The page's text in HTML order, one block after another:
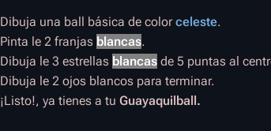
Dibuja una ball básica de colorceleste.
Pinta le 2 franjas blancas.
Dibuja le 3 estrellas blancas de 5 puntas al
Dibuja le 2 ojos blancos para terminar.
¡Listo!, ya tienes a tu Guayaquilball.